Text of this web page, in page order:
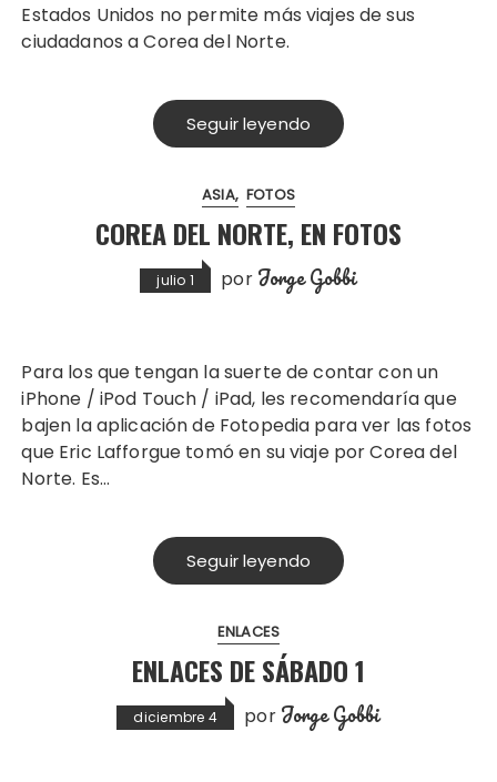
Estados Unidos no permite más viajes de sus
ciudadanos a Corea del Norte.
Seguir leyendo
ASIA FOTOS
COREA DEL NORTE, EN FOTOS
julio 1 por Jorge Gobbi
Para los que tengan la suerte de contar con un
iPhone / iPod Touch / iPad, les recomendaría que
bajen la aplicación de Fotopedia para ver las fotos
que Eric Lafforgue tomó en su viaje por Corea del
Norte. Es…
Seguir leyendo
ENLACES
ENLACES DE SÁBADO 1
diciembre 4 por Jorge Gobbi